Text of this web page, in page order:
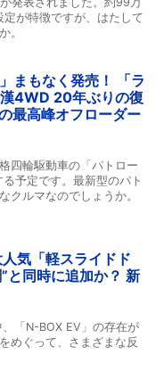
が特徴ですが、はたして
。
まもなく発売！ 「ラ
4WD 20年ぶりの復
最高峰オフローダー
四輪駆動車の「パトロー
予定です。最新型のパト
クルマなのでしょうか。
気「軽スライドド
と同時に追加か？ 新
「N-BOX EV」の存在が
めぐって、さまざまな反